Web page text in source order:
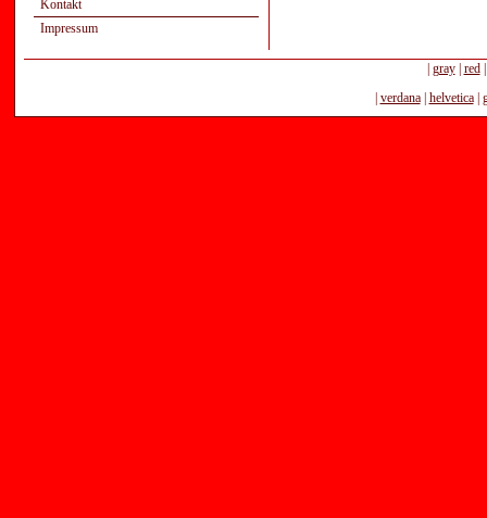
Kontakt
Impressum
gray| red
verdana| helvetica|